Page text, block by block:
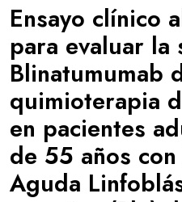
Ensayo clínico
para evaluar
Blinatumumab
quimioterapia
en pacientes
de 55 años
Aguda